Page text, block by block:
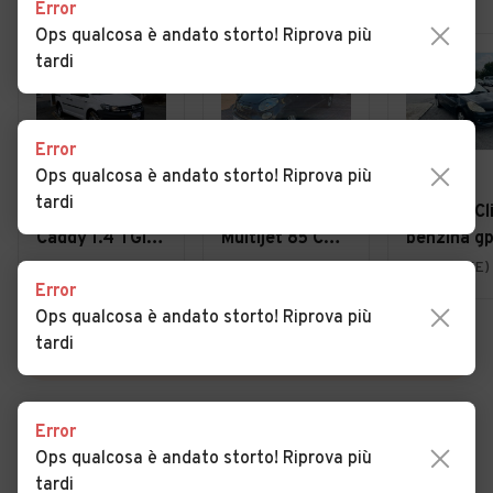
€ 11.800
VOLKSWAGEN
Caddy 1.4 TGI
Furgone
Business
€ 5.000
Multijet 85 CV
Lounge
€ 1.800
Renault
benzina
2008
Pianiga (VE)
Cerca altri risultati
Error
Ops qualcosa è andato storto! Riprova più
tardi
Error
Ops qualcosa è andato storto! Riprova più
tardi
Error
Ops qualcosa è andato storto! Riprova più
tardi
Error
Ops qualcosa è andato storto! Riprova più
tardi